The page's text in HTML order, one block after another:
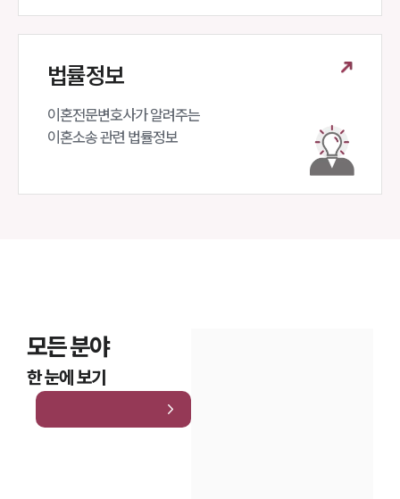
대륜법률상담예약
법률정보
이혼전문변호사가 알려주는
이혼소송 관련 법률정보
모든 분야
한 눈에 보기